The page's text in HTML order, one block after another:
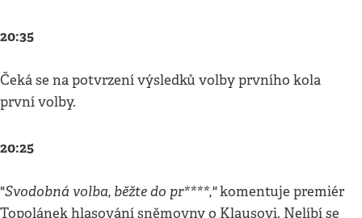
20:35
Čeká se na potvrzení výsledků volby prvního kola
první volby.
20:25
"Svodobná volba, běžte do pr****,"komentuje premiér
Topolánek hlasování sněmovny o Klausovi. Nelíbí se